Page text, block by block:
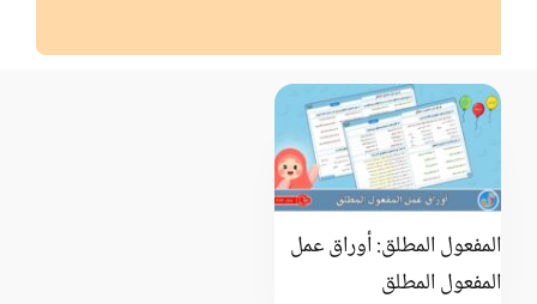
المفعول المطلق: أوراق عمل
المفعول المطلق